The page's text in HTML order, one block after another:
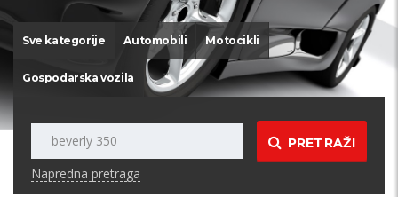
Sve kategorije Automobili Motocikli
Gospodarska vozila
PRETRAŽI
Napredna pretraga